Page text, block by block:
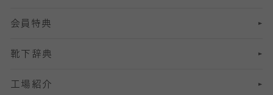
13分丈レギンス
Sサイズ（22～25cm）
Mサイズ（25～27cm）
Lサイズ（27～29cm）
足の疲れ対策
足の臭い対策
冷え対策
会員特典
靴下辞典
工場紹介